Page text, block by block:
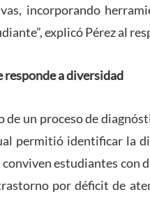
incorporando
explicó Pérez al
responde a diversidad
de un proceso de
permitió identificar la
estudiantes con
por déficit de